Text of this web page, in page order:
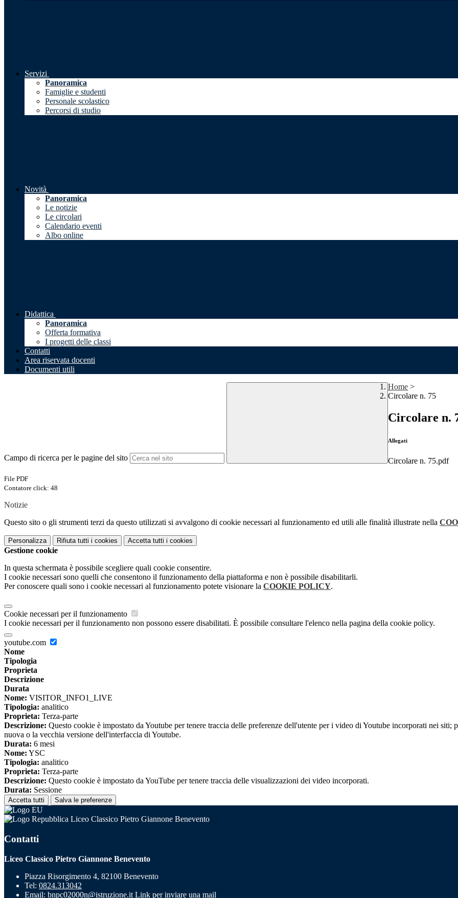
Servizi
Panoramica
Famiglie e studenti
Personale scolastico
Percorsi di studio
Novità
Panoramica
Le notizie
Le circolari
Calendario eventi
Albo online
Didattica
Panoramica
Offerta formativa
I progetti delle classi
Contatti
Area riservata docenti
Documenti utili
Campo di ricerca per le pagine del sito
Home >
Circolare n. 75
Circolare n.
Allegati
Circolare n. 75.pdf
File PDF
Contatore click: 48
Notizie
Questo sito o gli strumenti terzi da questo utilizzati si avvalgono di cookie necessari al funzionamento ed utili alle finalità illustrate nella
Personalizza Rifiuta tutti i cookies Accetta tutti i cookies
Gestione cookie
In questa schermata è possibile scegliere quali cookie consentire.
I cookie necessari sono quelli che consentono il funzionamento della piattaforma e non è possibile disabilitarli.
Per conoscere quali sono i cookie necessari al funzionamento potete visionare la COOKIE POLICY.
Cookie necessari per il funzionamento
I cookie necessari per il funzionamento non possono essere disabilitati. È possibile consultare l'elenco nella pagina della cookie policy.
youtube.com
Nome
Tipologia
Proprieta
Descrizione
Durata
Nome: VISITOR_INFO1_LIVE
Tipologia: analitico
Proprieta: Terza-parte
Descrizione: Questo cookie è impostato da Youtube per tenere traccia delle preferenze dell'utente per i video di Youtube incorporati nei
nuova o la vecchia versione dell'interfaccia di Youtube.
Durata: 6 mesi
Nome: YSC
Tipologia: analitico
Proprieta: Terza-parte
Descrizione: Questo cookie è impostato da YouTube per tenere traccia delle visualizzazioni dei video incorporati.
Durata: Sessione
Accetta tutti Salva le preferenze
Liceo Classico Pietro Giannone Benevento
Contatti
Liceo Classico Pietro Giannone Benevento
Piazza Risorgimento 4, 82100 Benevento
Tel: 0824.313042
Email: bnpc02000n@istruzione.it Link per inviare una mail